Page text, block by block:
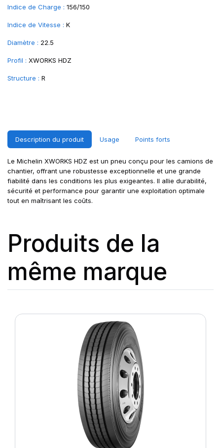
Indice de Charge : 156/150
Indice de Vitesse : K
Diamètre : 22.5
Profil : XWORKS HDZ
Structure : R
Description du produit Usage Points forts
Le Michelin XWORKS HDZ est un pneu conçu pour les camions de
chantier, offrant une robustesse exceptionnelle et une grande
fiabilité dans les conditions les plus exigeantes. Il allie durabilité,
sécurité et performance pour garantir une exploitation optimale
tout en maîtrisant les coûts.
Produits de la
même marque